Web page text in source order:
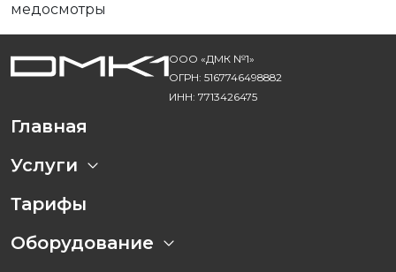
медосмотры
ООО «ДМК №1»
ОГРН: 5167746498882
ИНН: 7713426475
Главная
Услуги
Тарифы
Оборудование